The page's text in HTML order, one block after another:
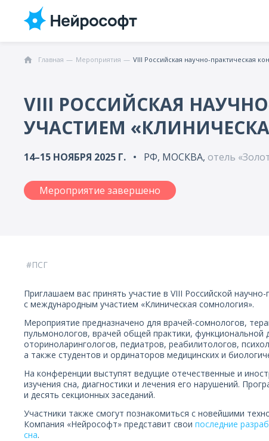
Главная Мероприятия VIII Российская научно-практическая
VIII РОССИЙСКАЯ
УЧАСТИЕМ
14–15 НОЯБРЯ 2025 Г. РФ, МОСКВА, отель
Мероприятие завершено
ПСГ
Приглашаем вас принять участие в VIII Российской
с международным участием «Клиническая сомнология».
Мероприятие предназначено для врачей-сомнологов,
пульмонологов, врачей общей практики, функциональной
оториноларингологов, педиатров, реабилитологов,
а также студентов и ординаторов медицинских и
На конференции выступят ведущие отечественные и
изучения сна, диагностики и лечения его нарушений.
и десять секционных заседаний.
Участники также смогут познакомиться с новейшими
Компания «Нейрософт» представит свои последние
сна.